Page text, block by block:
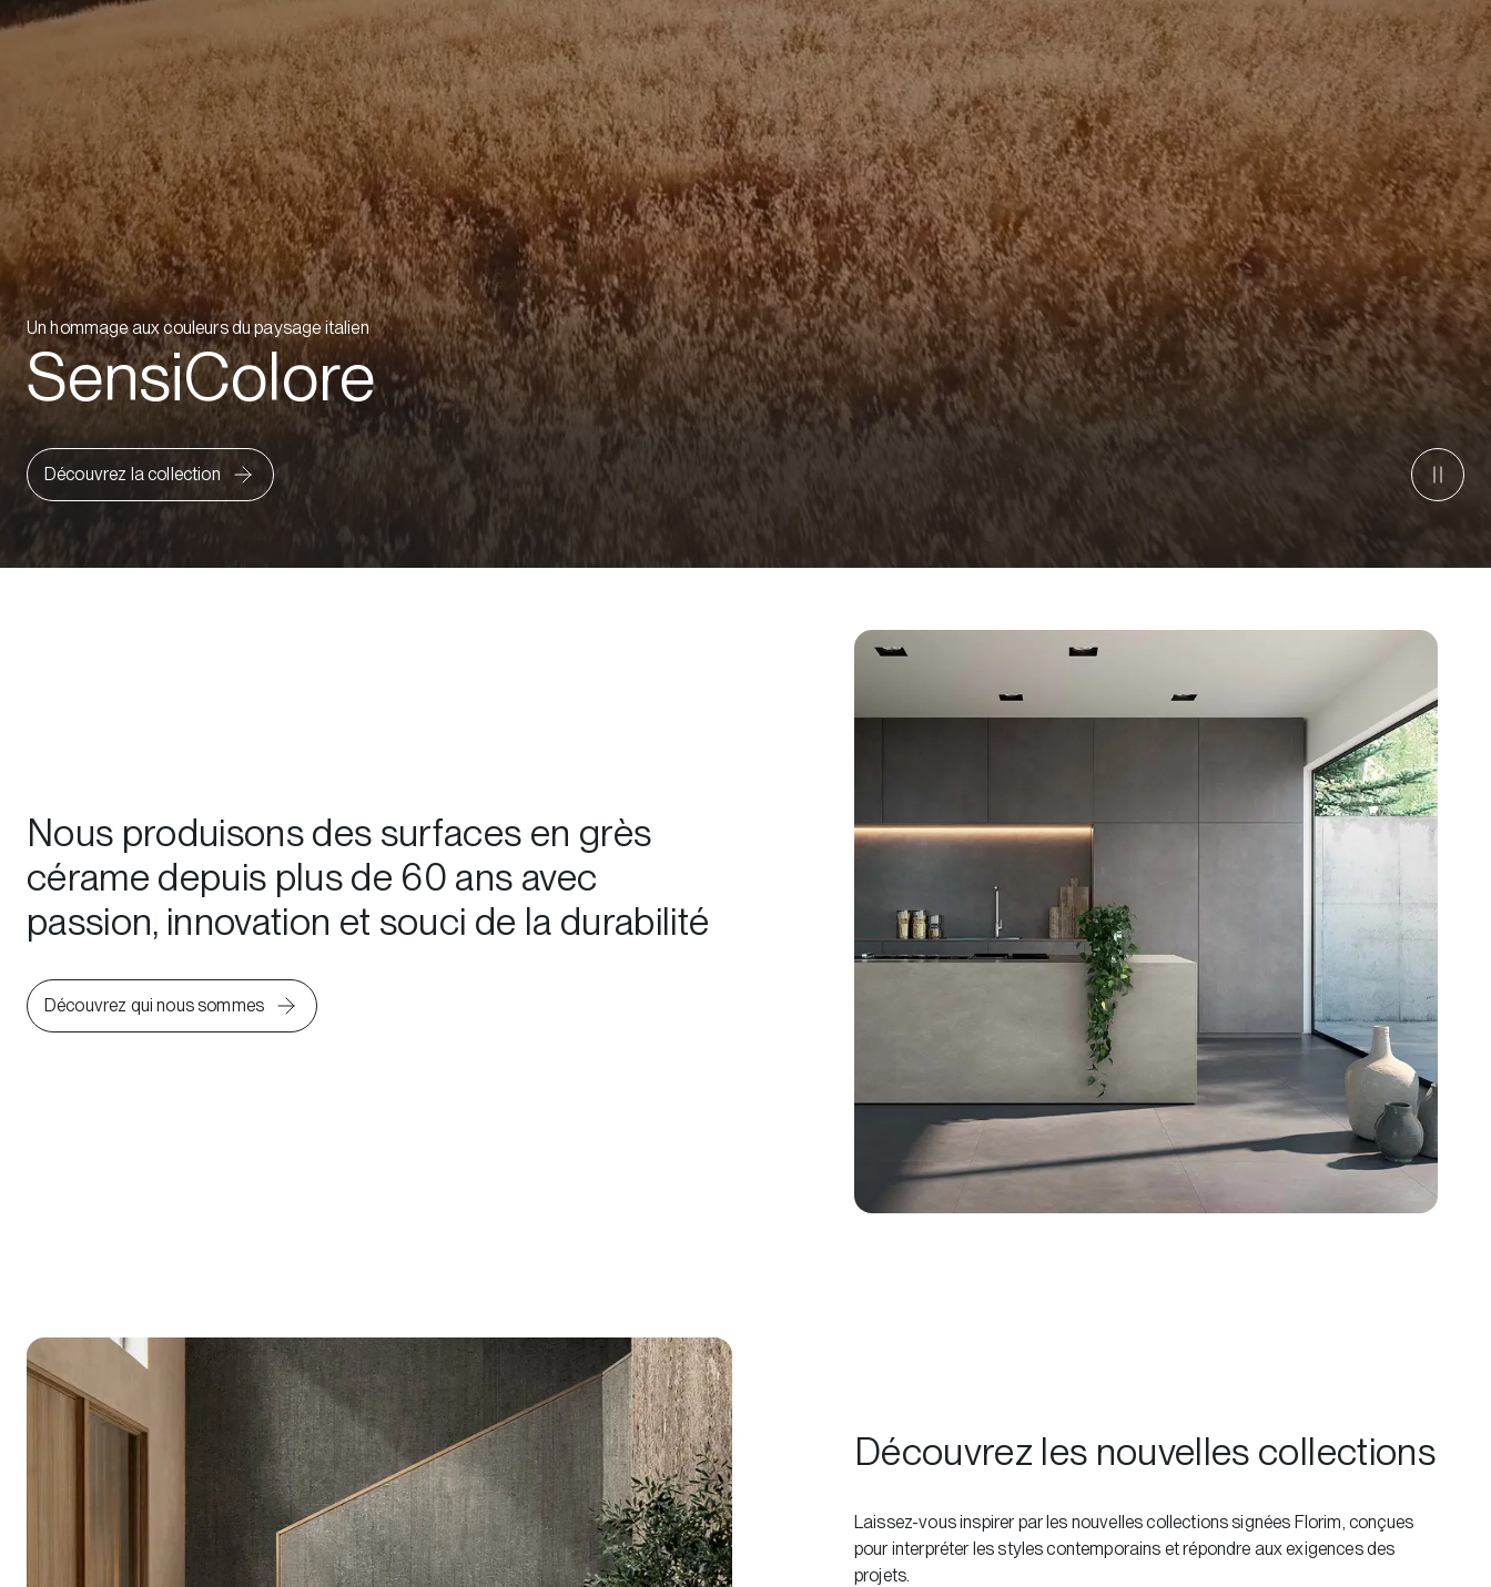
Un hommage aux couleurs du paysage italien
SensiColore
Découvrez la collection
Nous produisons des surfaces en grès
cérame depuis plus de 60 ans avec
passion, innovation et souci de la durabilité
Découvrez qui nous sommes
Découvrez les nouvelles collections
Laissez-vous inspirer par les nouvelles collections signées Florim, conçues
pour interpréter les styles contemporains et répondre aux exigences des
projets.